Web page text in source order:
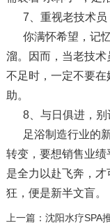
7、重视老技术
你满怀希望，记
溜。因而，当老技
不足时，一定不要
助。
8、与日俱进，
足浴制造行业的
转变，要想销售业
是全力以赴飞奔，才
狂，便是新半文盲。
上一篇： 沈阳水疗SPA